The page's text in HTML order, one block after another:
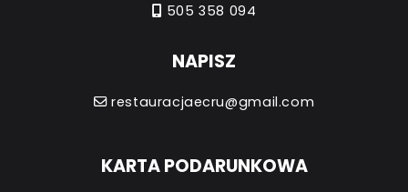
505 358 094
NAPISZ
restauracjaecru@gmail.com
KARTA PODARUNKOWA